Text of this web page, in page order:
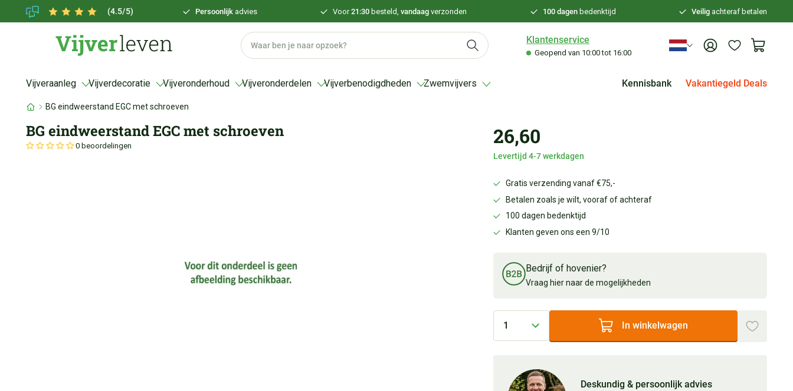
(4.5/5) Persoonlijk advies Voor21:30 besteld,vandaagverzonden 100 dagenbedenktijd Veiligachteraf betalen
Klantenservice
Geopend van 10:00 tot 16:00
Vijveraanleg Vijverdecoratie Vijveronderhoud Vijveronderdelen Vijverbenodigdheden Zwemvijvers Kennisbank Vakantiegeld Deals
BG eindweerstand EGC met schroeven
BG eindweerstand EGC met schroeven
0 beoordelingen 26,60
Levertijd 4-7 werkdagen
Gratis verzending vanaf €75,-
Betalen zoals je wilt, vooraf of achteraf
100 dagen bedenktijd
Klanten geven ons een 9/10
Bedrijf of hovenier?
Vraag hier naar de mogelijkheden
In winkelwagen
Deskundig & persoonlijk advies